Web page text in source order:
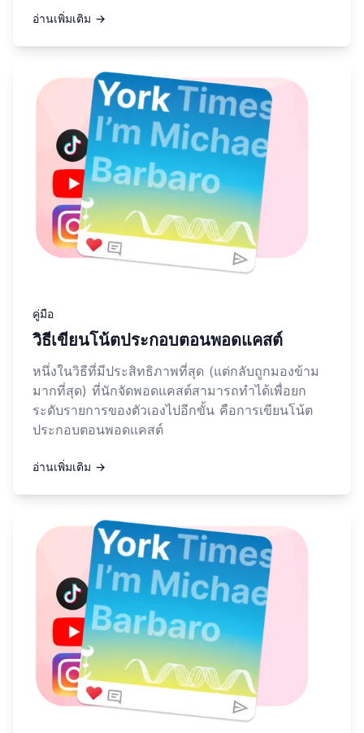
อ่านเพิ่มเติม →
คู่มือ
วิธีเขียนโน้ตประกอบตอนพอดแคสต์
หนึ่งในวิธีที่มีประสิทธิภาพที่สุด (แต่กลับถูกมองข้าม
มากที่สุด) ที่นักจัดพอดแคสต์สามารถทำได้เพื่อยก
ระดับรายการของตัวเองไปอีกขั้น คือการเขียนโน้ต
ประกอบตอนพอดแคสต์
อ่านเพิ่มเติม →
อ่านเพิ่มเติมเกี่ยวกับ วิธีเขียนโน้ตประกอบตอนพอดแคสต์
อ่านเพิ่มเติมเกี่ยวกับ คู่มือความยาววิดีโอ Instagram ปี 2026